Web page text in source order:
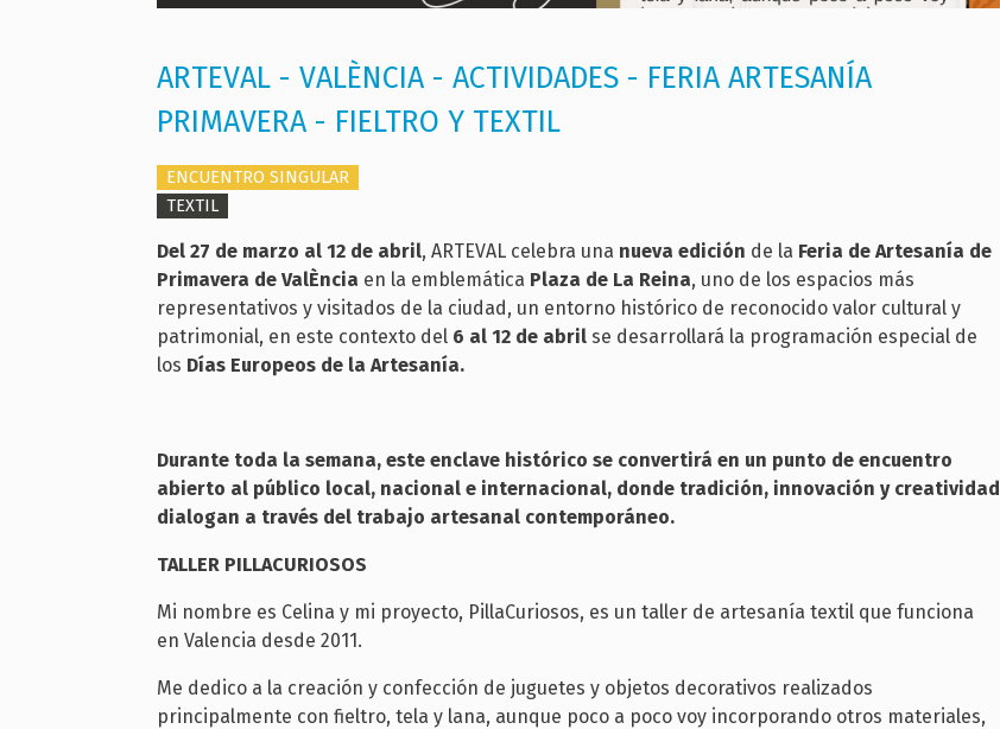
ARTEVAL - VALÈNCIA - ACTIVIDADES - FERIA ARTESANÍA
PRIMAVERA - FIELTRO Y TEXTIL
ENCUENTRO SINGULAR
TEXTIL
Del 27 de marzo al 12 de abril, ARTEVAL celebra una nueva edición de la Feria de Artesanía de
Primavera de ValÈncia en la emblemática Plaza de La Reina, uno de los espacios más
representativos y visitados de la ciudad, un entorno histórico de reconocido valor cultural y
patrimonial, en este contexto del 6 al 12 de abril se desarrollará la programación especial de
los Días Europeos de la Artesanía.
Durante toda la semana, este enclave histórico se convertirá en un punto de encuentro
abierto al público local, nacional e internacional, donde tradición, innovación y creatividad
dialogan a través del trabajo artesanal contemporáneo.
TALLER PILLACURIOSOS
Mi nombre es Celina y mi proyecto, PillaCuriosos, es un taller de artesanía textil que funciona
en Valencia desde 2011.
Me dedico a la creación y confección de juguetes y objetos decorativos realizados
principalmente con fieltro, tela y lana, aunque poco a poco voy incorporando otros materiales,